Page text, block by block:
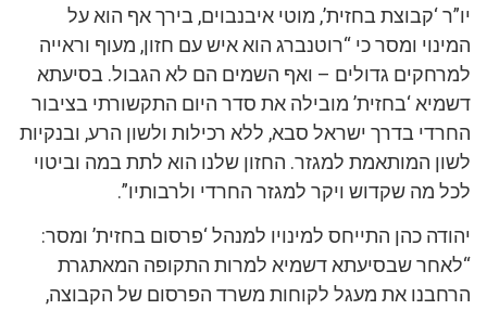
יו”ר ‘קבוצת בחזית’, מוטי איבנבוים, בירך אף הוא על
המינוי ומסר כי “רוטנברג הוא איש עם חזון, מעוף וראייה
למרחקים גדולים – ואף השמים הם לא הגבול. בסיעתא
דשמיא ‘בחזית’ מובילה את סדר היום התקשורתי בציבור
החרדי בדרך ישראל סבא, ללא רכילות ולשון הרע, ובנקיות
לשון המותאמת למגזר. החזון שלנו הוא לתת במה וביטוי
לכל מה שקדוש ויקר למגזר החרדי ולרבותיו”.
יהודה כהן התייחס למינויו למנהל ‘פרסום בחזית’ ומסר:
“לאחר שבסיעתא דשמיא למרות התקופה המאתגרת
הרחבנו את מעגל לקוחות משרד הפרסום של הקבוצה,